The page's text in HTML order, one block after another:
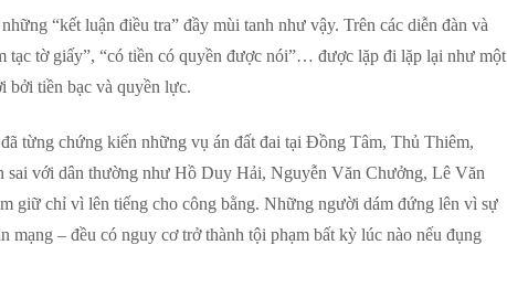
“kết luận điều tra” đầy mùi tanh như vậy. Trên các diễn đàn và
tạc tờ giấy”, “có tiền có quyền được nói”… được lặp đi lặp lại như một
bởi tiền bạc và quyền lực.
từng chứng kiến những vụ án đất đai tại Đồng Tâm, Thủ Thiêm,
với dân thường như Hồ Duy Hải, Nguyễn Văn Chưởng, Lê Văn
giữ chỉ vì lên tiếng cho công bằng. Những người dám đứng lên vì sự
mạng – đều có nguy cơ trở thành tội phạm bất kỳ lúc nào nếu đụng